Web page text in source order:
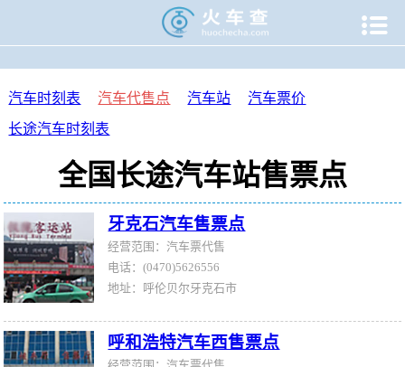

汽车时刻表 汽车代售点 汽车站
汽车票价
长途汽车时刻表
全国长途汽车站售票点
牙克石汽车售票点
经营范围：汽车票代售
电话：(0470)5626556
地址：呼伦贝尔牙克石市
呼和浩特汽车西售票点